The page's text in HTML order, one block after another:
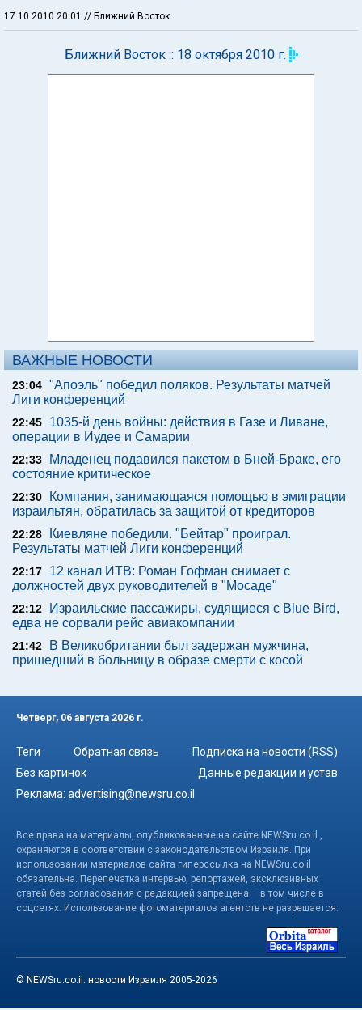
17.10.2010 20:01 // Ближний Восток
Ближний Восток :: 18 октября 2010 г.
ВАЖНЫЕ НОВОСТИ
23:04 "Апоэль" победил поляков. Результаты матчей
Лиги конференций
22:45
1035-й день войны: действия в Газе и Ливане,
операции в Иудее и Самарии
22:33
Младенец подавился пакетом в Бней-Браке, его
состояние критическое
22:30
Компания, занимающаяся помощью в эмиграции
израильтян, обратилась за защитой от кредиторов
22:28
Киевляне победили. "Бейтар" проиграл.
Результаты матчей Лиги конференций
22:17
12 канал ИТВ: Роман Гофман снимает с
должностей двух руководителей в "Мосаде"
22:12
Израильские пассажиры, судящиеся с Blue Bird,
едва не сорвали рейс авиакомпании
21:42
В Великобритании был задержан мужчина,
пришедший в больницу в образе смерти с косой
Четверг, 06 августа 2026 г.
Теги Обратная связь
Подписка на новости (RSS)
Без картинок
Данные редакции и устав
Реклама: advertising@newsru.co.il
Все права на материалы, опубликованные на сайте NEWSru.co.il ,
охраняются в соответствии с законодательством Израиля. При
использовании материалов сайта гиперссылка на NEWSru.co.il
обязательна. Перепечатка интервью, репортажей, эксклюзивных
статей без согласования с редакцией запрещена – в том числе в
соцсетях. Использование фотоматериалов агентств не разрешается.
© NEWSru.co.il: новости Израиля 2005-2026